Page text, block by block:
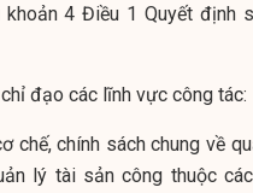
4 Điều 1 Quyết định
đạo các lĩnh vực công tác:
chế, chính sách chung về
lý tài sản công thuộc